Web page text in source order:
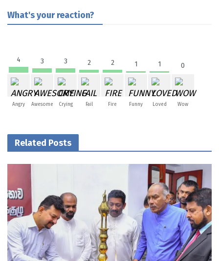
What's your reaction?
4
Angry
3
Awesome
3
Crying
2
Fail
2
Fire
1
Funny
1
Loved
0
Wow
Related Posts